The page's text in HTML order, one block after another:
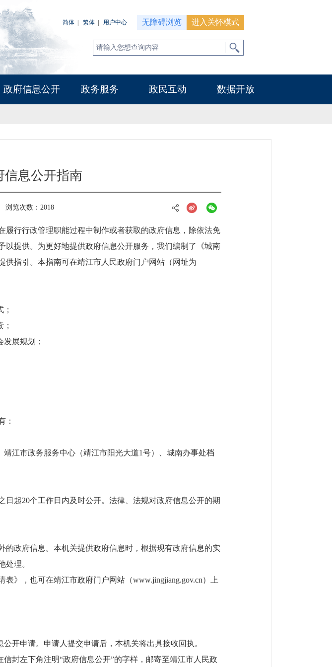
简体 繁体 用户中心 无障碍浏览 进入关怀模式
政府信息公开 政务服务 政民互动 数据开放
信息公开指南
浏览次数： 2018
行行政管理职能过程中制作或者获取的政府信息，除依法免
提供。为更好地提供政府信息公开服务，我们编制了《城南
指引。本指南可在靖江市人民政府门户网站（网址为
展规划；
：
靖江市政务服务中心（靖江市阳光大道1号）、 城南办事处档
起20个工作日内及时公开。法律、法规对政府信息公开的期
政府信息。本机关提供政府信息时，根据现有政府信息的实
处理。
》，也可在靖江市政府门户网站（www.jingjiang.gov.cn）上
开申请。申请人提交申请后，本机关将出具接收回执。
封左下角注明“政府信息公开”的字样，邮寄至靖江市人民政